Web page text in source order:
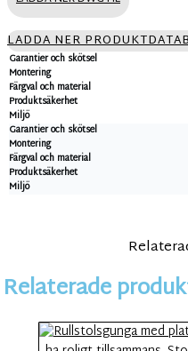
LADDA NER
Garantier och skötsel
Montering
Färgval och material
Produktsäkerhet
Miljö
Garantier och skötsel
Montering
Färgval och material
Produktsäkerhet
Miljö
Relaterade